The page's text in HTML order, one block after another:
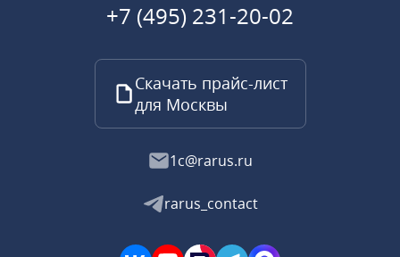
+7 (495) 231-20-02
Скачать прайс-лист
для Москвы
1c@rarus.ru
rarus_contact